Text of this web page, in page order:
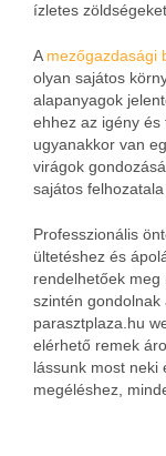
ízletes
A mezőgazdasági
olyan sajátos
alapanyagok
ehhez az igény és
ugyanakkor van
virágok
sajátos
Professzionális
ültetéshez és
rendelhetőek meg
szintén gondolnak
parasztplaza.hu
elérhető remek
lássunk most neki
megéléshez,